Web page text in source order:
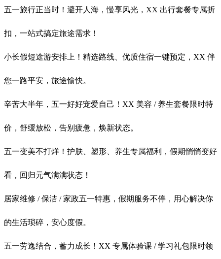
五一旅行正当时！避开人海，慢享风光，XX 出行套餐专属折
扣，一站式搞定旅途需求！
小长假短途游安排上！精选路线、优质住宿一键预定，XX 伴
您一路平安，旅途愉快。
辛苦大半年，五一好好宠爱自己！XX 美容 / 养生套餐限时特
价，舒缓放松，告别疲惫，焕新状态。
五一变美不打烊！护肤、塑形、养生专属福利，假期悄悄变好
看，回归元气满满状态！
居家维修 / 保洁 / 家政五一特惠，假期服务不停，用心解决你
的生活琐碎，安心度假。
五一劳逸结合，蓄力成长！XX 专属体验课 / 学习礼包限时领